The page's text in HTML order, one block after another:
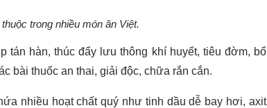
trong nhiều món ăn Việt.
tán hàn, thúc đẩy lưu thông khí huyết, tiêu đờm, bổ
bài thuốc an thai, giải độc, chữa rắn cắn.
nhiều hoạt chất quý như tinh dầu dễ bay hơi, axit